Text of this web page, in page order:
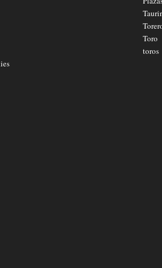
Toro
toros